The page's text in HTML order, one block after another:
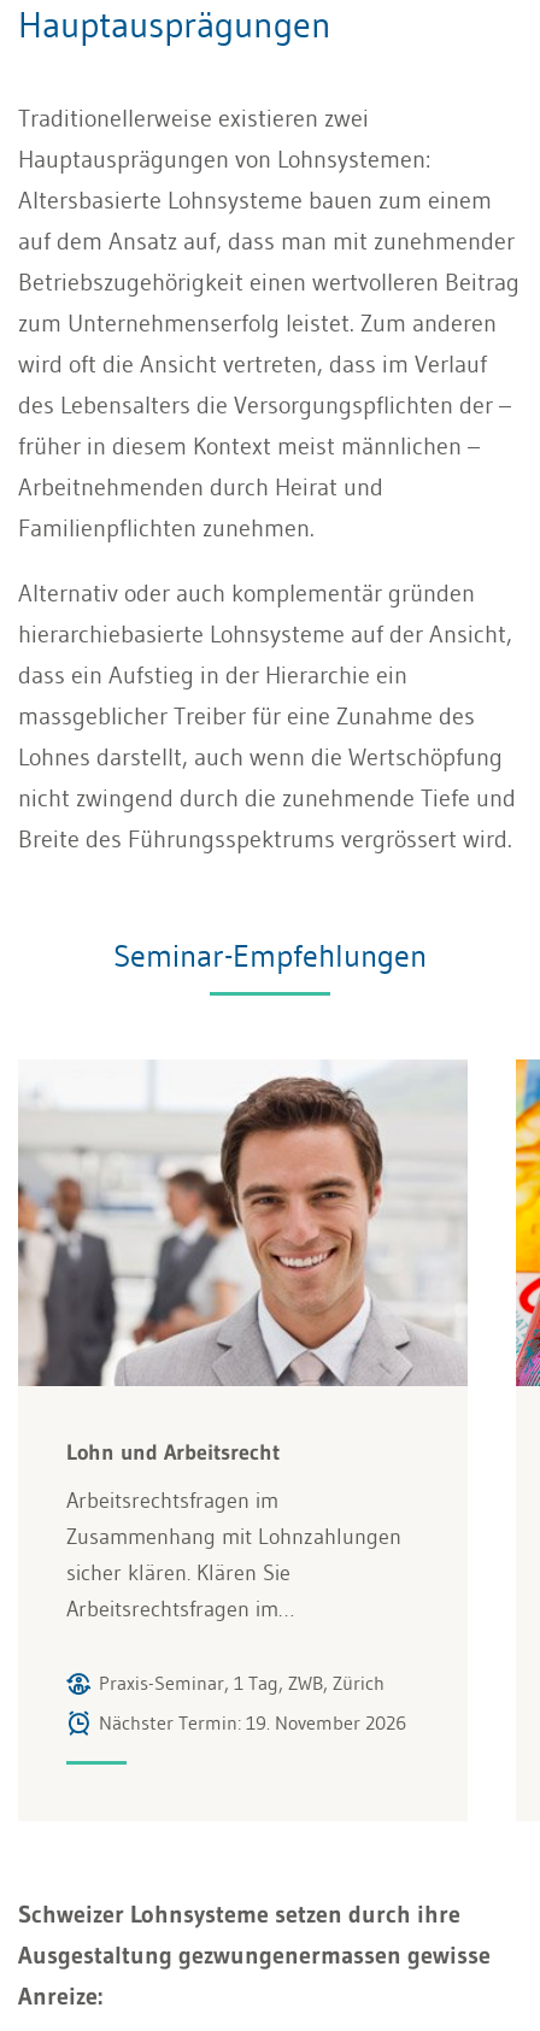
Hauptausprägungen
Traditionellerweise existieren zwei
Hauptausprägungen von Lohnsystemen:
Altersbasierte Lohnsysteme bauen zum einem
auf dem Ansatz auf, dass man mit zunehmender
Betriebszugehörigkeit einen wertvolleren Beitrag
zum Unternehmenserfolg leistet. Zum anderen
wird oft die Ansicht vertreten, dass im Verlauf
des Lebensalters die Versorgungspflichten der –
früher in diesem Kontext meist männlichen –
Arbeitnehmenden durch Heirat und
Familienpflichten zunehmen.
Alternativ oder auch komplementär gründen
hierarchiebasierte Lohnsysteme auf der Ansicht,
dass ein Aufstieg in der Hierarchie ein
massgeblicher Treiber für eine Zunahme des
Lohnes darstellt, auch wenn die Wertschöpfung
nicht zwingend durch die zunehmende Tiefe und
Breite des Führungsspektrums vergrössert wird.
Seminar-Empfehlungen
Lohn und Arbeitsrecht
Arbeitsrechtsfragen im
Zusammenhang mit Lohnzahlungen
sicher klären. Klären Sie
Arbeitsrechtsfragen im…
Praxis-Seminar, 1 Tag, ZWB, Zürich
Nächster Termin: 19. November 2026
Schweizer Lohnsysteme setzen durch ihre
Ausgestaltung gezwungenermassen gewisse
Anreize: